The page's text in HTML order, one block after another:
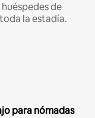
de
la estadía.
para nómadas